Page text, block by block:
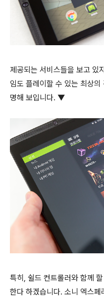
제공되는 서비스들을 보고 있
임도 플레이할 수 있는 최상
명해 보입니다. ▼
특히, 쉴드 컨트롤러와 함께
한다 하겠습니다. 소니 엑스페